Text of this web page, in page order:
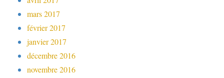
mars 2017
février 2017
janvier 2017
décembre 2016
novembre 2016